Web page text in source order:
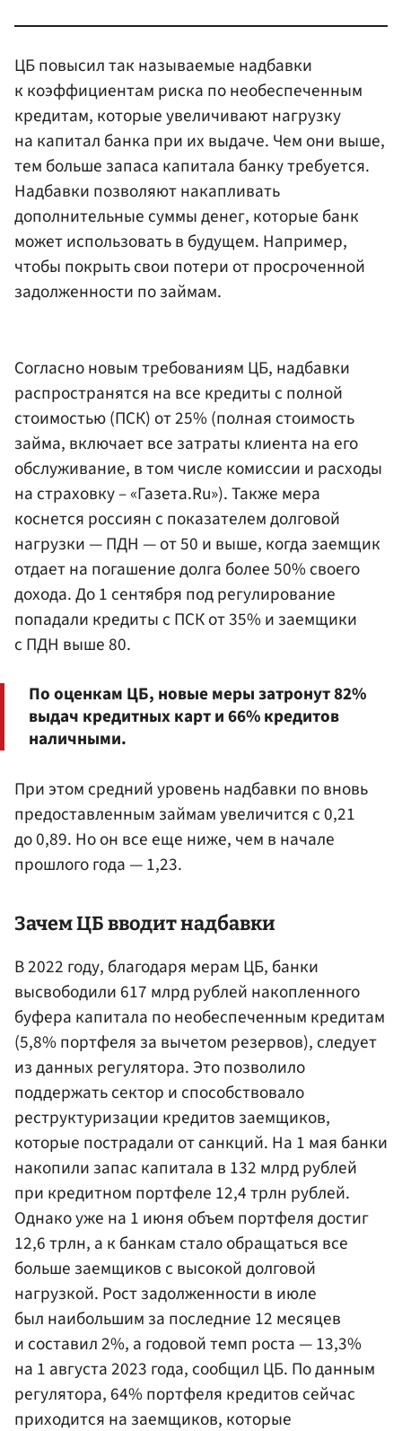
ЦБ повысил так называемые надбавки
к коэффициентам риска по необеспеченным
кредитам, которые увеличивают нагрузку
на капитал банка при их выдаче. Чем они выше,
тем больше запаса капитала банку требуется.
Надбавки позволяют накапливать
дополнительные суммы денег, которые банк
может использовать в будущем. Например,
чтобы покрыть свои потери от просроченной
задолженности по займам.
Согласно новым требованиям ЦБ, надбавки
распространятся на все кредиты с полной
стоимостью (ПСК) от 25% (полная стоимость
займа, включает все затраты клиента на его
обслуживание, в том числе комиссии и расходы
на страховку – «Газета.Ru»). Также мера
коснется россиян с показателем долговой
нагрузки — ПДН — от 50 и выше, когда заемщик
отдает на погашение долга более 50% своего
дохода. До 1 сентября под регулирование
попадали кредиты с ПСК от 35% и заемщики
с ПДН выше 80.
По оценкам ЦБ, новые меры затронут 82%
выдач кредитных карт и 66% кредитов
наличными.
При этом средний уровень надбавки по вновь
предоставленным займам увеличится с 0,21
до 0,89. Но он все еще ниже, чем в начале
прошлого года — 1,23.
Зачем ЦБ вводит надбавки
В 2022 году, благодаря мерам ЦБ, банки
высвободили 617 млрд рублей накопленного
буфера капитала по необеспеченным кредитам
(5,8% портфеля за вычетом резервов), следует
из данных регулятора. Это позволило
поддержать сектор и способствовало
реструктуризации кредитов заемщиков,
которые пострадали от санкций. На 1 мая банки
накопили запас капитала в 132 млрд рублей
при кредитном портфеле 12,4 трлн рублей.
Однако уже на 1 июня объем портфеля достиг
12,6 трлн, а к банкам стало обращаться все
больше заемщиков с высокой долговой
нагрузкой. Рост задолженности в июле
был наибольшим за последние 12 месяцев
и составил 2%, а годовой темп роста — 13,3%
на 1 августа 2023 года, сообщил ЦБ. По данным
регулятора, 64% портфеля кредитов сейчас
приходится на заемщиков, которые